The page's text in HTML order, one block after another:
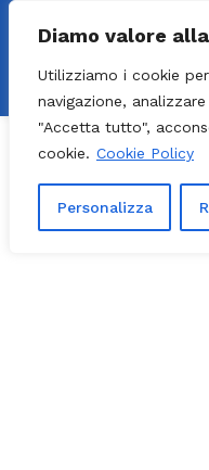
Diamo valore
Utilizziamo i cookie
navigazione,
"Accetta tutto",
cookie. Cookie Policy
Personalizza